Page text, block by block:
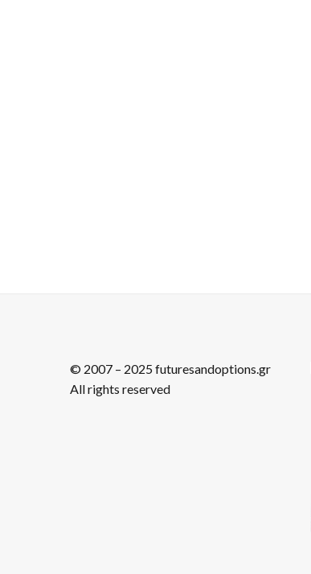
© 2007 – 2025 futuresandoptions.gr
All rights reserved